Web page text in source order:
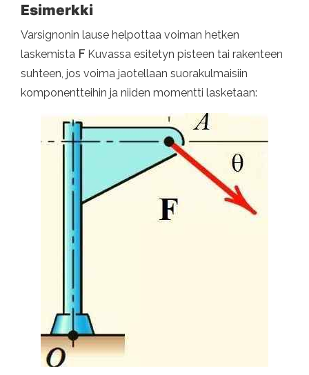
Esimerkki
Varsignonin lause helpottaa voiman hetken
laskemista F Kuvassa esitetyn pisteen tai rakenteen
suhteen, jos voima jaotellaan suorakulmaisiin
komponentteihin ja niiden momentti lasketaan: